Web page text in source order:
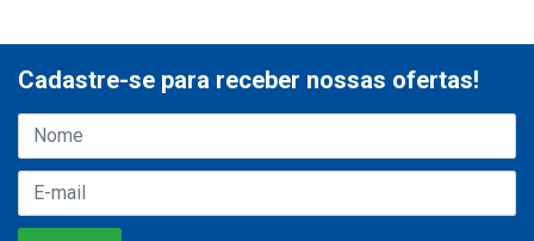
Cadastre-se para receber nossas ofertas!